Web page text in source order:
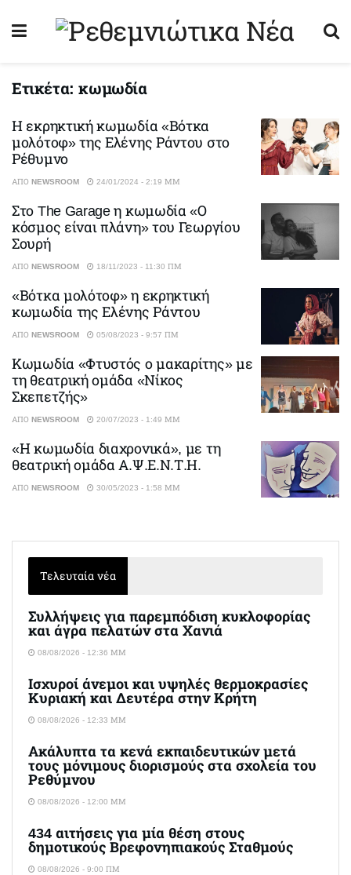
Ετικέτα:κωμωδία
Η εκρηκτική κωμωδία «Βότκα
μολότοφ» της Ελένης Ράντου στο
Ρέθυμνο
ΑΠΌ NEWSROOM 24/01/2024 - 2:19 ΜΜ
Στο The Garage η κωμωδία «Ο
κόσμος είναι πλάνη» του Γεωργίου
Σουρή
ΑΠΌ NEWSROOM 18/11/2023 - 11:30 ΠΜ
«Βότκα μολότοφ» η εκρηκτική
κωμωδία της Ελένης Ράντου
ΑΠΌ NEWSROOM 05/08/2023 - 9:57 ΠΜ
Κωμωδία «Φτυστός ο μακαρίτης» με
τη θεατρική ομάδα «Νίκος
Σκεπετζής»
ΑΠΌ NEWSROOM 20/07/2023 - 1:49 ΜΜ
«Η κωμωδία διαχρονικά», με τη
θεατρική ομάδα Α.Ψ.Ε.Ν.Τ.Η.
ΑΠΌ NEWSROOM 30/05/2023 - 1:58 ΜΜ
Τελευταία νέα
Συλλήψεις για παρεμπόδιση κυκλοφορίας
και άγρα πελατών στα Χανιά
08/08/2026 - 12:36 ΜΜ
Ισχυροί άνεμοι και υψηλές θερμοκρασίες
Κυριακή και Δευτέρα στην Κρήτη
08/08/2026 - 12:33 ΜΜ
Ακάλυπτα τα κενά εκπαιδευτικών μετά
τους μόνιμους διορισμούς στα σχολεία του
Ρεθύμνου
08/08/2026 - 12:00 ΜΜ
434 αιτήσεις για μία θέση στους
δημοτικούς Βρεφονηπιακούς Σταθμούς
08/08/2026 - 9:00 ΠΜ